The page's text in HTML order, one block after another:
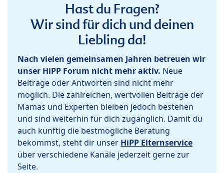
Hast du Fragen?
Wir sind für dich und deinen
Liebling da!
Nach vielen gemeinsamen Jahren betreuen wir
unser HiPP Forum nicht mehr aktiv. Neue
Beiträge oder Antworten sind nicht mehr
möglich. Die zahlreichen, wertvollen Beiträge der
Mamas und Experten bleiben jedoch bestehen
und sind weiterhin für dich zugänglich. Damit du
auch künftig die bestmögliche Beratung
bekommst, steht dir unser HiPP Elternservice
über verschiedene Kanäle jederzeit gerne zur
Seite.